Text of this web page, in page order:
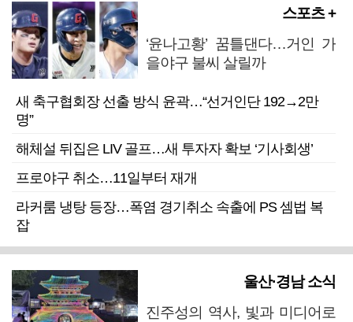
스포츠 +
‘윤나고황’ 꿈틀댄다…거인 가
을야구 불씨 살릴까
새 축구협회장 선출 방식 윤곽…“선거인단 192→2만
명”
해체설 뒤집은 LIV 골프…새 투자자 확보 ‘기사회생’
프로야구 취소…11일부터 재개
라커룸 냉탕 등장…폭염 경기취소 속출에 PS 셈법 복
잡
울산·경남 소식
진주성의 역사, 빛과 미디어로